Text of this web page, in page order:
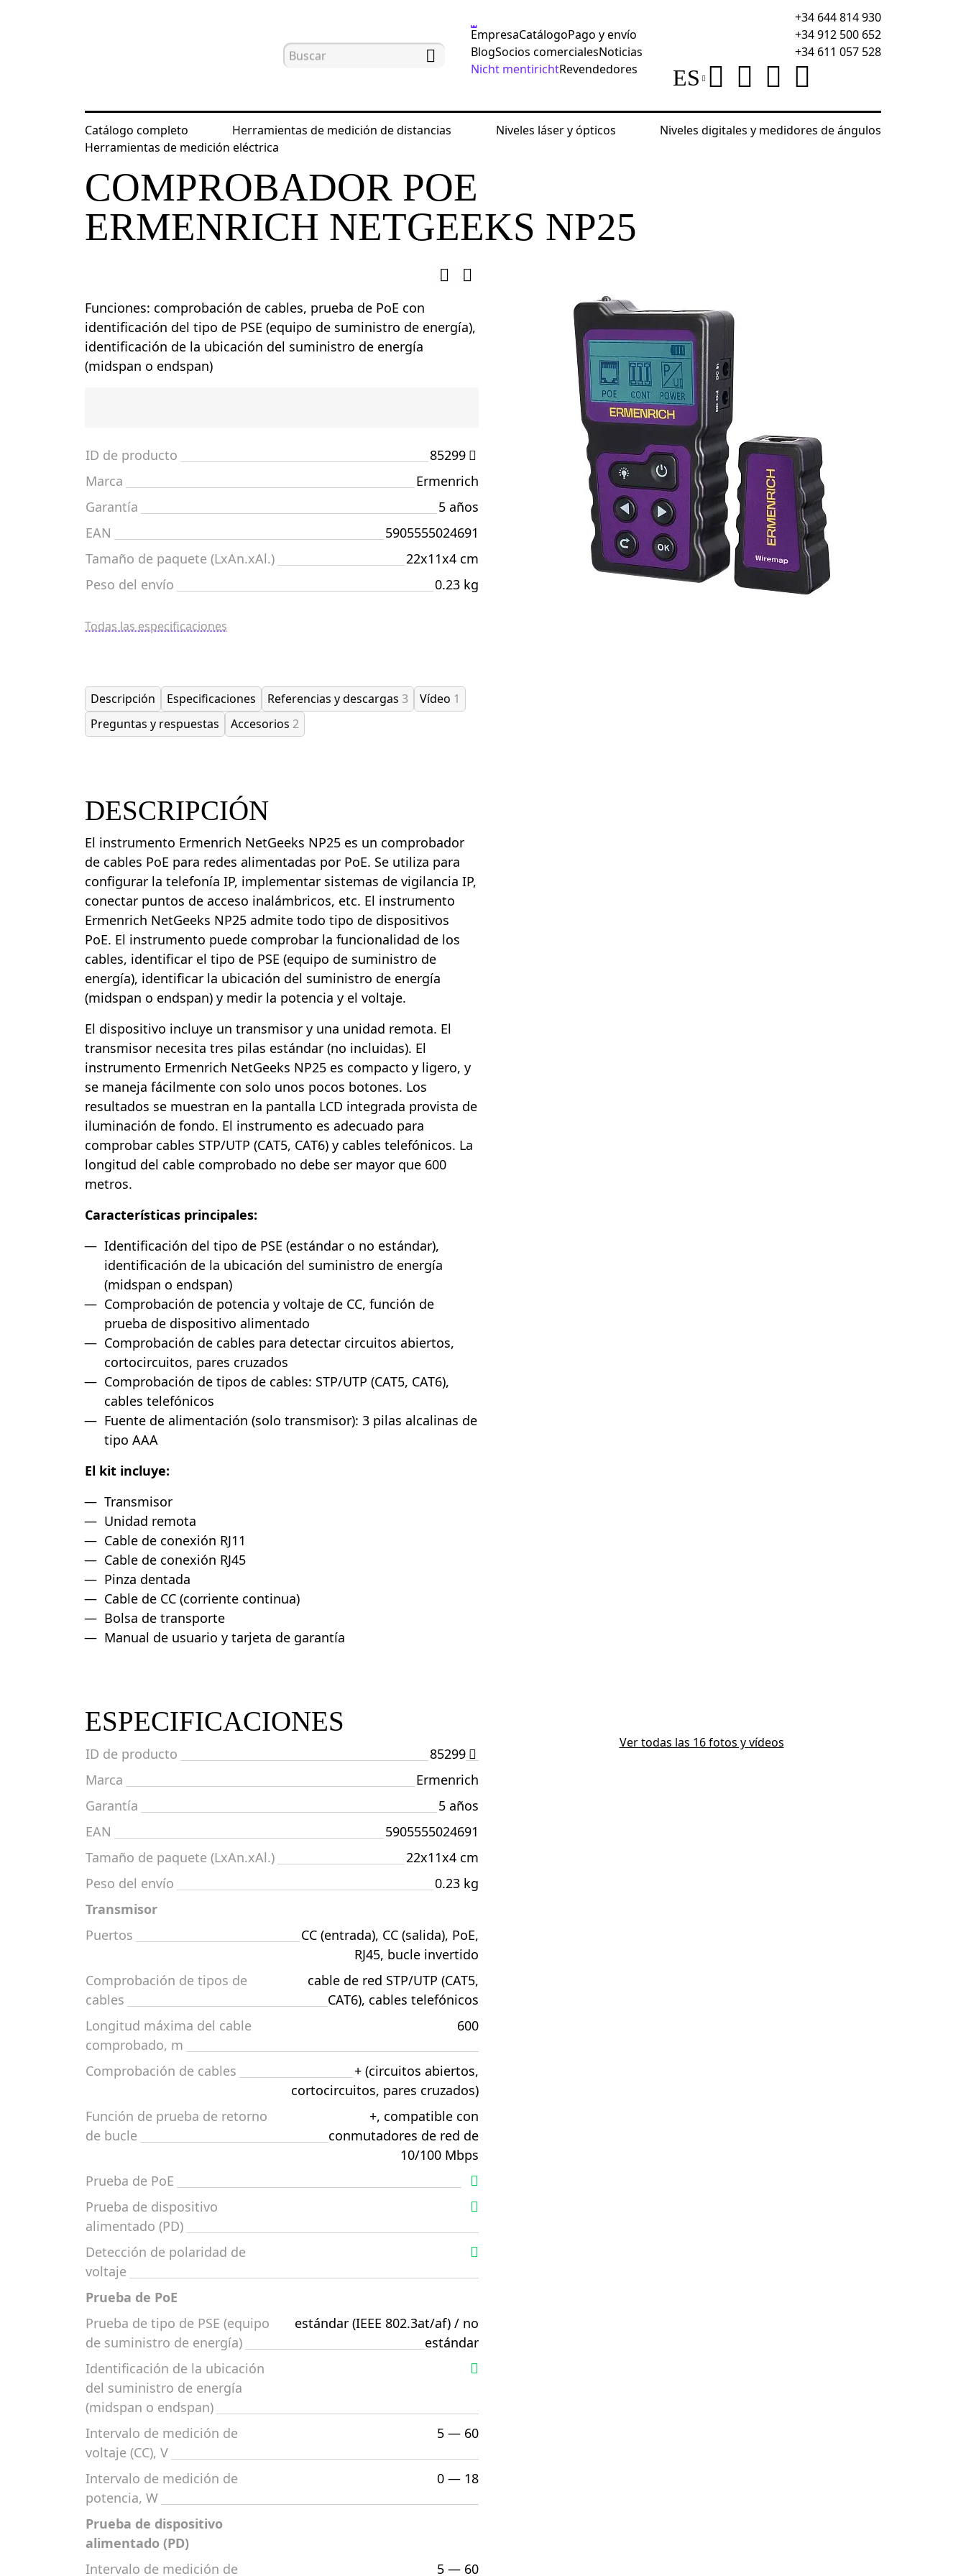
EmpresaCatálogoPago y envío
BlogSocios comercialesNoticias
Nicht mentirichtRevendedores
+34 644 814 930
+34 912 500 652
+34 611 057 528
ES
Catálogo completo Herramientas de medición de distancias Niveles láser y ópticos
Niveles digitales y medidores de ángulos
Herramientas de medición eléctrica
Inicio Catálogo Herramientas para comprobar el funcionamiento de la red Comprobadores de cables Comprobador PoE Ermenrich
COMPROBADOR POE
ERMENRICH NETGEEKS NP25
Ver todas las 16 fotos y vídeos
Funciones: comprobación de cables, prueba de PoE con
identificación del tipo de PSE (equipo de suministro de energía),
identificación de la ubicación del suministro de energía
(midspan o endspan)
ID de producto
85299
Marca
Ermenrich
Garantía
5 años
EAN
5905555024691
Tamaño de paquete (LxAn.xAl.)
22x11x4 cm
Peso del envío
0.23 kg
Todas las especificaciones
Descripción Especificaciones Referencias y descargas 3 Vídeo 1
Preguntas y respuestas
Accesorios 2
DESCRIPCIÓN
El instrumento Ermenrich NetGeeks NP25 es un comprobador
de cables PoE para redes alimentadas por PoE. Se utiliza para
configurar la telefonía IP, implementar sistemas de vigilancia IP,
conectar puntos de acceso inalámbricos, etc. El instrumento
Ermenrich NetGeeks NP25 admite todo tipo de dispositivos
PoE. El instrumento puede comprobar la funcionalidad de los
cables, identificar el tipo de PSE (equipo de suministro de
energía), identificar la ubicación del suministro de energía
(midspan o endspan) y medir la potencia y el voltaje.
El dispositivo incluye un transmisor y una unidad remota. El
transmisor necesita tres pilas estándar (no incluidas). El
instrumento Ermenrich NetGeeks NP25 es compacto y ligero, y
se maneja fácilmente con solo unos pocos botones. Los
resultados se muestran en la pantalla LCD integrada provista de
iluminación de fondo. El instrumento es adecuado para
comprobar cables STP/UTP (CAT5, CAT6) y cables telefónicos. La
longitud del cable comprobado no debe ser mayor que 600
metros.
Características principales:
Identificación del tipo de PSE (estándar o no estándar),
identificación de la ubicación del suministro de energía
(midspan o endspan)
Comprobación de potencia y voltaje de CC, función de
prueba de dispositivo alimentado
Comprobación de cables para detectar circuitos abiertos,
cortocircuitos, pares cruzados
Comprobación de tipos de cables: STP/UTP (CAT5, CAT6),
cables telefónicos
Fuente de alimentación (solo transmisor): 3 pilas alcalinas de
tipo AAA
El kit incluye:
Transmisor
Unidad remota
Cable de conexión RJ11
Cable de conexión RJ45
Pinza dentada
Cable de CC (corriente continua)
Bolsa de transporte
Manual de usuario y tarjeta de garantía
ESPECIFICACIONES
ID de producto
85299
Marca
Ermenrich
Garantía
5 años
EAN
5905555024691
Tamaño de paquete (LxAn.xAl.)
22x11x4 cm
Peso del envío
0.23 kg
Transmisor
Puertos
CC (entrada), CC (salida), PoE,
RJ45, bucle invertido
Comprobación de tipos de
cables
cable de red STP/UTP (CAT5,
CAT6), cables telefónicos
Longitud máxima del cable
comprobado, m
600
Comprobación de cables
+ (circuitos abiertos,
cortocircuitos, pares cruzados)
Función de prueba de retorno
de bucle
+, compatible con
conmutadores de red de
10/100 Mbps
Prueba de PoE
Prueba de dispositivo
alimentado (PD)
Detección de polaridad de
voltaje
Prueba de PoE
Prueba de tipo de PSE (equipo
de suministro de energía)
estándar (IEEE 802.3at/af) / no
estándar
Identificación de la ubicación
del suministro de energía
(midspan o endspan)
Intervalo de medición de
voltaje (CC), V
5 — 60
Intervalo de medición de
potencia, W
0 — 18
Prueba de dispositivo
alimentado (PD)
Intervalo de medición de
5 — 60